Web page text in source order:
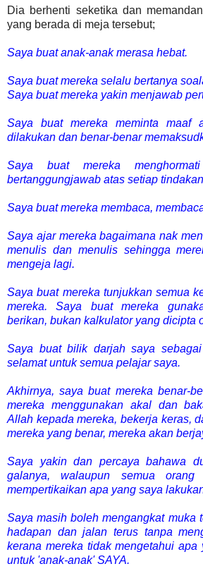
Dia berhenti seketika dan
yang berada di meja tersebut;
Saya buat anak-anak merasa hebat.
Saya buat mereka selalu bertanya
Saya buat mereka yakin menjawab
Saya buat mereka meminta maaf
dilakukan dan benar-benar
Saya buat mereka
bertanggungjawab atas setiap
Saya buat mereka membaca,
Saya ajar mereka bagaimana nak
menulis dan menulis sehingga
mengeja lagi.
Saya buat mereka tunjukkan semua
mereka. Saya buat mereka
berikan, bukan kalkulator yang dicipta
Saya buat bilik darjah saya
selamat untuk semua pelajar saya.
Akhirnya, saya buat mereka benar-
mereka menggunakan akal dan
Allah kepada mereka, bekerja keras,
mereka yang benar, mereka akan
Saya yakin dan percaya bahawa
galanya, walaupun semua
mempertikaikan apa yang saya
Saya masih boleh mengangkat muka
hadapan dan jalan terus tanpa
kerana mereka tidak mengetahui apa
untuk 'anak-anak' SAYA.